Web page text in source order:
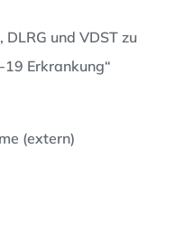
und VDST zu
19 Erkrankung“
(extern)